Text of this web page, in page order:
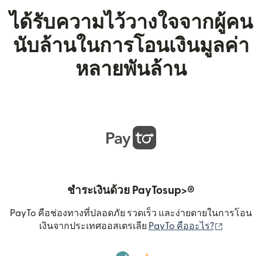
ได้รับความไว้วางใจจากผู้คน
นับล้านในการโอนเงินมูลค่า
หลายพันล้าน
ชำระเงินด้วย PayTosup>®
PayTo คือช่องทางที่ปลอดภัย รวดเร็ว และง่ายดายในการโอน
เงินจากประเทศออสเตรเลีย PayTo คืออะไร?